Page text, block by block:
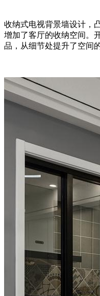
收纳式电视背景墙设计，
增加了客厅的收纳空间。
品，从细节处提升了空间